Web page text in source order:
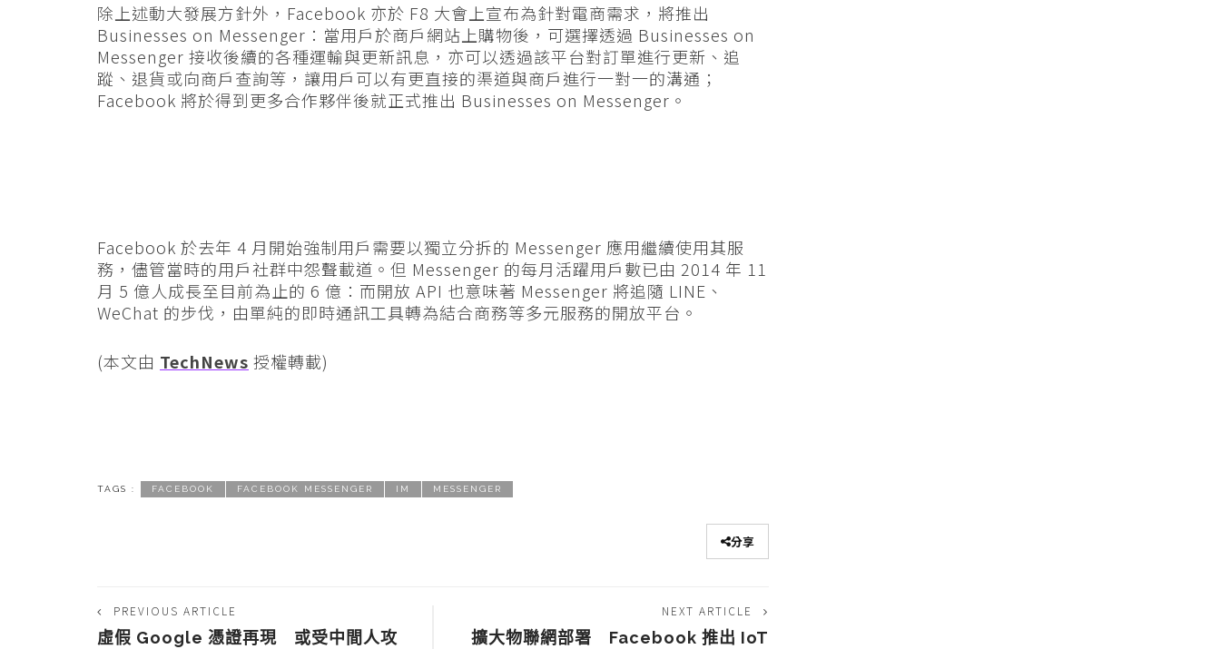
除上述動大發展方針外，Facebook 亦於 F8 大會上宣布為針對電商需求，將推出
Businesses on Messenger：當用戶於商戶網站上購物後，可選擇透過 Businesses on
Messenger 接收後續的各種運輸與更新訊息，亦可以透過該平台對訂單進行更新、追
蹤、退貨或向商戶查詢等，讓用戶可以有更直接的渠道與商戶進行一對一的溝通；
Facebook 將於得到更多合作夥伴後就正式推出 Businesses on Messenger。
Facebook 於去年 4 月開始強制用戶需要以獨立分拆的 Messenger 應用繼續使用其服
務，儘管當時的用戶社群中怨聲載道。但 Messenger 的每月活躍用戶數已由 2014 年 11
月 5 億人成長至目前為止的 6 億：而開放 API 也意味著 Messenger 將追隨 LINE、
WeChat 的步伐，由單純的即時通訊工具轉為結合商務等多元服務的開放平台。
(本文由 TechNews 授權轉載)
TAGS : FACEBOOK FACEBOOK MESSENGER IM MESSENGER
分享
PREVIOUS ARTICLE
虛假 Google 憑證再現 或受中間人攻
NEXT ARTICLE
擴大物聯網部署 Facebook 推出 IoT